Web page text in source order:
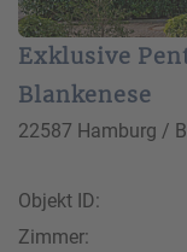
Exklusive
Blankenese
22587 Hamburg /
Objekt ID:
Zimmer: